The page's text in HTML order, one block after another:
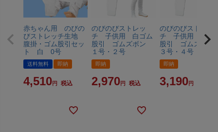
赤ちゃん用 のびの
びストレッチ生地
腹掛・ゴム股引セッ
ト 白 0号
送料無料 即納
4,510 税込
のびのびストレッ
チ 子供用 白ゴム
股引 ゴムズボン
１号・２号
即納
2,970 税込
のびのびストレッ
チ 子供用 白ゴ
股引 ゴムズボ
３号・４号
即納
3,190